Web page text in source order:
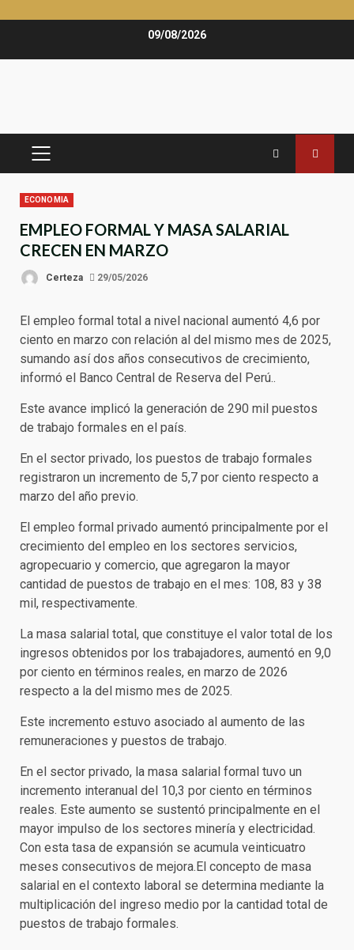
09/08/2026
MENÚ
ECONOMIA
EMPLEO FORMAL Y MASA SALARIAL
CRECEN EN MARZO
Certeza 29/05/2026
El empleo formal total a nivel nacional aumentó 4,6 por
ciento en marzo con relación al del mismo mes de 2025,
sumando así dos años consecutivos de crecimiento,
informó el Banco Central de Reserva del Perú..
Este avance implicó la generación de 290 mil puestos
de trabajo formales en el país.
En el sector privado, los puestos de trabajo formales
registraron un incremento de 5,7 por ciento respecto a
marzo del año previo.
El empleo formal privado aumentó principalmente por el
crecimiento del empleo en los sectores servicios,
agropecuario y comercio, que agregaron la mayor
cantidad de puestos de trabajo en el mes: 108, 83 y 38
mil, respectivamente.
La masa salarial total, que constituye el valor total de los
ingresos obtenidos por los trabajadores, aumentó en 9,0
por ciento en términos reales, en marzo de 2026
respecto a la del mismo mes de 2025.
Este incremento estuvo asociado al aumento de las
remuneraciones y puestos de trabajo.
En el sector privado, la masa salarial formal tuvo un
incremento interanual del 10,3 por ciento en términos
reales. Este aumento se sustentó principalmente en el
mayor impulso de los sectores minería y electricidad.
Con esta tasa de expansión se acumula veinticuatro
meses consecutivos de mejora.El concepto de masa
salarial en el contexto laboral se determina mediante la
multiplicación del ingreso medio por la cantidad total de
puestos de trabajo formales.